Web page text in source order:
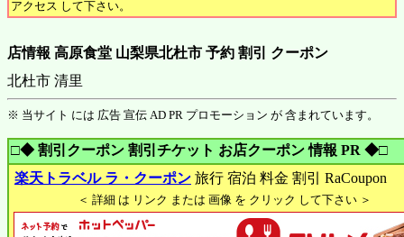
アクセス して下さい。
店情報 高原食堂 山梨県北杜市 予約 割引 クーポン
北杜市 清里
※ 当サイト には 広告 宣伝 AD PR プロモーション が 含まれています。
□◆ 割引クーポン 割引チケット お店クーポン 情報 PR ◆□
楽天トラベル ラ・クーポン 旅行 宿泊 料金 割引 RaCoupon
＜ 詳細 は リンク または 画像 を クリック して下さい ＞